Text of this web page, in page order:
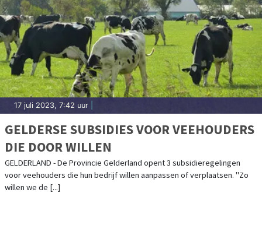
17 juli 2023, 7:42 uur
GELDERSE SUBSIDIES VOOR VEEHOUDERS
DIE DOOR WILLEN
GELDERLAND - De Provincie Gelderland opent 3 subsidieregelingen
voor veehouders die hun bedrijf willen aanpassen of verplaatsen. "Zo
willen we de [...]